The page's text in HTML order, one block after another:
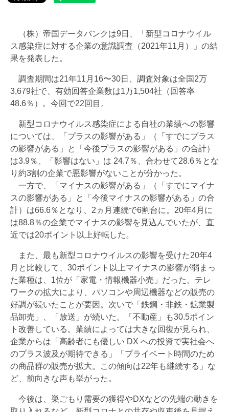
（株）帝国データバンクは9日、「新型コロナウイル
ス感染症に対する企業の意識調査（2021年11月）」の結
果を発表した。
調査期間は21年11月16〜30日、調査対象は全国2万
3,679社で、有効回答企業数は1万1,504社（回答率
48.6％）。今回で22回目。
新型コロナウイルス感染症による自社の業績への影響
については、「プラスの影響がある」（「すでにプラス
の影響がある」と「今後プラスの影響がある」の合計）
は3.9％、「影響はない」は 24.7％、合わせて28.6％とな
り約3割の企業で悪影響がないことが分かった。
一方で、「マイナスの影響がある」（「すでにマイナ
スの影響がある」と「今後マイナスの影響がある」の合
計）は66.6％となり、2ヵ月連続で6割台に。20年4月に
は88.8％の企業でマイナスの影響を見込んでいたが、直
近では20ポイント以上好転した。
また、最も新型コロナウイルスの影響を受けた20年4
月と比較して、30ポイント以上マイナスの影響が弱まっ
た業種は、1位が「家電・情報機器小売」だった。テレ
ワークの拡大により、パソコンや周辺機器などの販売の
好調が続いたことが要因。次いで「鉄鋼・非鉄・鉱業製
品卸売」、「放送」が続いた。「不動産」も30.5ポイン
ト改善している。業績によっては大きな回復が見られ、
企業からは「高齢者にも優しい DX への投資で実社会へ
のプラス波及が期待できる」「プライベート時間のため
の商品群の販売が拡大。この傾向は22年も継続する」な
ど、前向きな声も挙がった。
今後は、巣ごもり需要の獲得やDXなどの先端の動きを